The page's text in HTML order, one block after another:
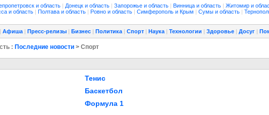
и область | Донецк и область | Запорожье и область | Винница и область | Житомир и
и область | Полтава и область | Ровно и область | Симферополь и Крым | Сумы и область |
| Афиша | Пресс-релизы | Бизнес | Политика | Спорт | Наука | Технологии | Здоровье | Досуг |
: Последние новости > Спорт
Тенис
Баскетбол
Формула 1